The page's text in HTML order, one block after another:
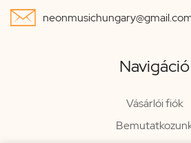

Navigáció
Vásárlói fiók